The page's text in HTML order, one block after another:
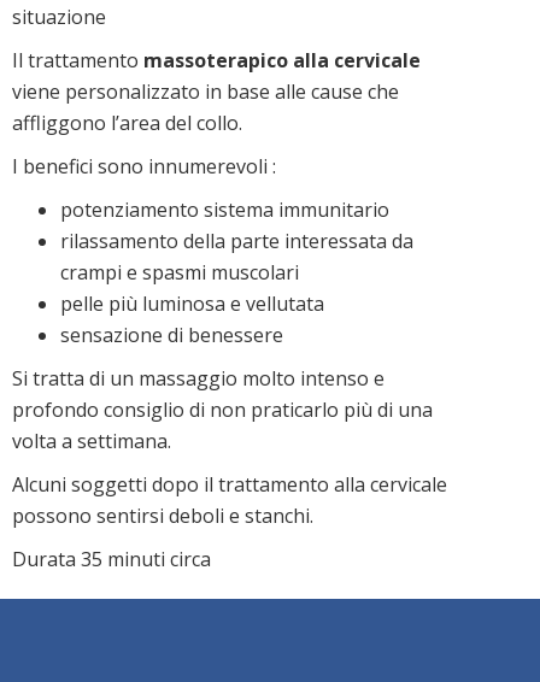
situazione
Il trattamento massoterapico alla cervicale
viene personalizzato in base alle cause che
affliggono l’area del collo.
I benefici sono innumerevoli :
potenziamento sistema immunitario
rilassamento della parte interessata da
crampi e spasmi muscolari
pelle più luminosa e vellutata
sensazione di benessere
Si tratta di un massaggio molto intenso e
profondo consiglio di non praticarlo più di una
volta a settimana.
Alcuni soggetti dopo il trattamento alla cervicale
possono sentirsi deboli e stanchi.
Durata 35 minuti circa